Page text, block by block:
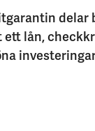
delar
lån,